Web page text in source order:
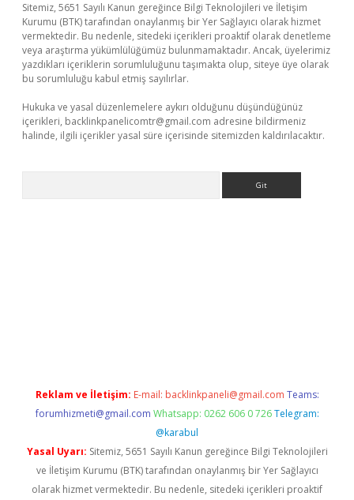
Sitemiz, 5651 Sayılı Kanun gereğince Bilgi Teknolojileri ve İletişim
Kurumu (BTK) tarafından onaylanmış bir Yer Sağlayıcı olarak hizmet
vermektedir. Bu nedenle, sitedeki içerikleri proaktif olarak denetleme
veya araştırma yükümlülüğümüz bulunmamaktadır. Ancak, üyelerimiz
yazdıkları içeriklerin sorumluluğunu taşımakta olup, siteye üye olarak
bu sorumluluğu kabul etmiş sayılırlar.
Hukuka ve yasal düzenlemelere aykırı olduğunu düşündüğünüz
içerikleri, backlinkpanelicomtr@gmail.com adresine bildirmeniz
halinde, ilgili içerikler yasal süre içerisinde sitemizden kaldırılacaktır.
Reklam ve İletişim: E-mail: backlinkpaneli@gmail.com Teams:
forumhizmeti@gmail.com Whatsapp: 0262 606 0 726 Telegram:
@karabul
Yasal Uyarı: Sitemiz, 5651 Sayılı Kanun gereğince Bilgi Teknolojileri
ve İletişim Kurumu (BTK) tarafından onaylanmış bir Yer Sağlayıcı
olarak hizmet vermektedir. Bu nedenle, sitedeki içerikleri proaktif